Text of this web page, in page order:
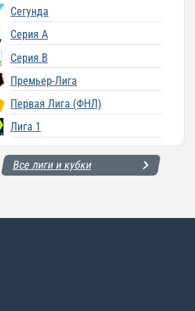
Сегунда
Серия A
Серия B
Премьер-Лига
Первая Лига (ФНЛ)
Лига 1
Все лиги и кубки